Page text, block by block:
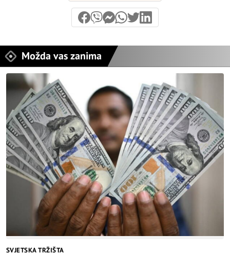
Možda vas zanima
SVJETSKA TRŽIŠTA